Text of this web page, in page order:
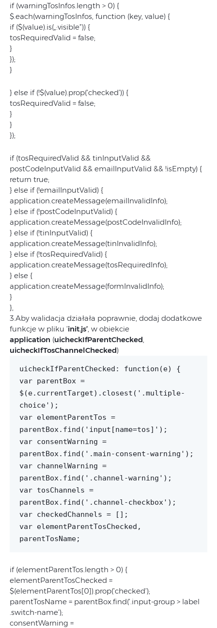
if (warningTosInfos.length > 0) {
$.each(warningTosInfos, function (key, value) {
if ($(value).is(„:visible”)) {
tosRequiredValid = false;
}
});
}
} else if (!$(value).prop(’checked’)) {
tosRequiredValid = false;
}
}
});
if (tosRequiredValid && tinInputValid &&
postCodeInputValid && emailInputValid && !isEmpty) {
return true;
} else if (!emailInputValid) {
application.createMessage(emailInvalidInfo);
} else if (!postCodeInputValid) {
application.createMessage(postCodeInvalidInfo);
} else if (!tinInputValid) {
application.createMessage(tinInvalidInfo);
} else if (!tosRequiredValid) {
application.createMessage(tosRequiredInfo);
} else {
application.createMessage(formInvalidInfo);
}
},
3.Aby walidacja działała poprawnie, dodaj dodatkowe
funkcje w pliku ’init.js’ , w obiekcie
application (uicheckIfParentChecked
uicheckIfTosChannelChecked)
uicheckIfParentChecked: function(e) {
var parentBox =
$(e.currentTarget).closest('.multiple-
choice');
var elementParentTos =
parentBox.find('input[name=tos]');
var consentWarning =
parentBox.find('.main-consent-warning');
var channelWarning =
parentBox.find('.channel-warning');
var tosChannels =
parentBox.find('.channel-checkbox');
var checkedChannels = [];
var elementParentTosChecked,
parentTosName;
if (elementParentTos.length > 0) {
elementParentTosChecked =
$(elementParentTos[0]).prop(’checked’);
parentTosName = parentBox.find(’.input-group > label
.switch-name’);
consentWarning =